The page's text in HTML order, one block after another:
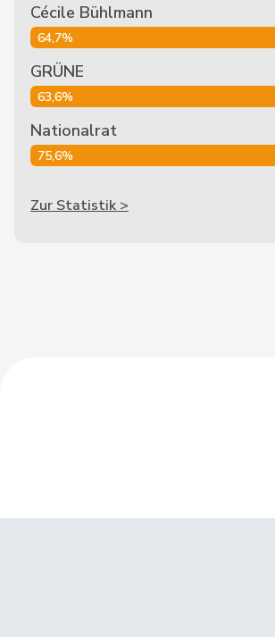
Cécile Bühlmann
64,7%
GRÜNE
63,6%
Nationalrat
75,6%
Zur Statistik >